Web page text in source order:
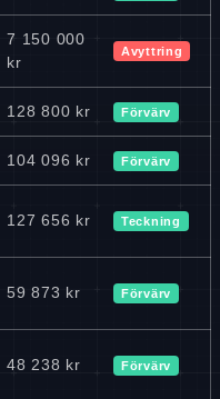
7 150 000
kr
Avyttring
128 800 kr Förvärv
104 096 kr Förvärv
127 656 kr Teckning
59 873 kr Förvärv
48 238 kr Förvärv